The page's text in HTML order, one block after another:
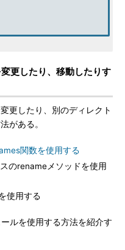
更したり、移動したりす
更したり、別のディレクト
がある。
関数を使用する
のrenameメソッドを使用
使用する
ルを使用する方法を紹介す